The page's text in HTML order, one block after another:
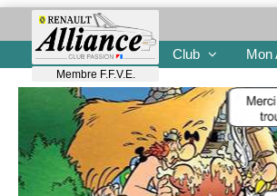
Membre F.F.V.E.
Club Mon